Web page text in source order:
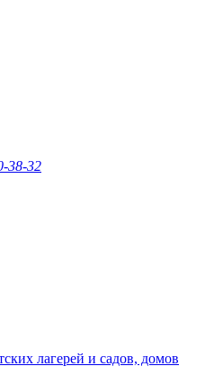
38-32
лагерей и садов, домов